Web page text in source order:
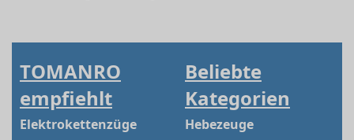
TOMANRO
empfiehlt
Elektrokettenzüge
Beliebte
Kategorien
Hebezeuge